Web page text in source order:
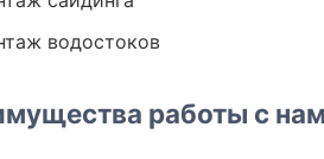
водостоков
работы с